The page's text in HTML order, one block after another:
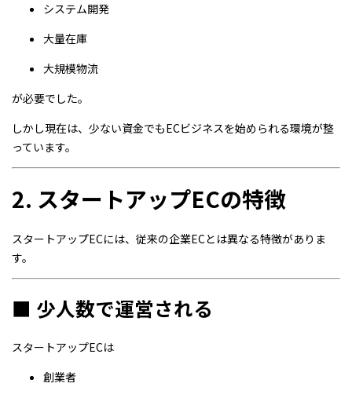
システム開発
大量在庫
大規模物流
が必要でした。
しかし現在は、少ない資金でもECビジネスを始められる環境が整
っています。
2. スタートアップECの特徴
スタートアップECには、従来の企業ECとは異なる特徴がありま
す。
■ 少人数で運営される
スタートアップECは
創業者